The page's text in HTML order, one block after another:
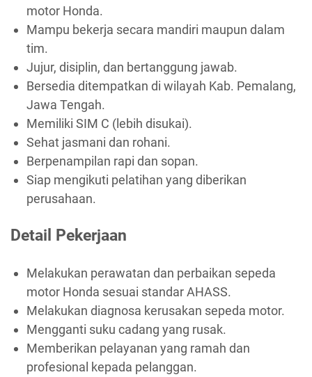
motor Honda.
Mampu bekerja secara mandiri maupun dalam
tim.
Jujur, disiplin, dan bertanggung jawab.
Bersedia ditempatkan di wilayah Kab. Pemalang,
Jawa Tengah.
Memiliki SIM C (lebih disukai).
Sehat jasmani dan rohani.
Berpenampilan rapi dan sopan.
Siap mengikuti pelatihan yang diberikan
perusahaan.
Detail Pekerjaan
Melakukan perawatan dan perbaikan sepeda
motor Honda sesuai standar AHASS.
Melakukan diagnosa kerusakan sepeda motor.
Mengganti suku cadang yang rusak.
Memberikan pelayanan yang ramah dan
profesional kepada pelanggan.